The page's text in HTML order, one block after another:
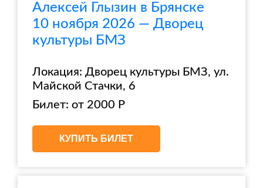
Алексей Глызин в Брянске
10 ноября 2026 — Дворец
культуры БМЗ
Локация: Дворец культуры БМЗ, ул.
Майской Стачки, 6
Билет: от 2000 Р
КУПИТЬ БИЛЕТ